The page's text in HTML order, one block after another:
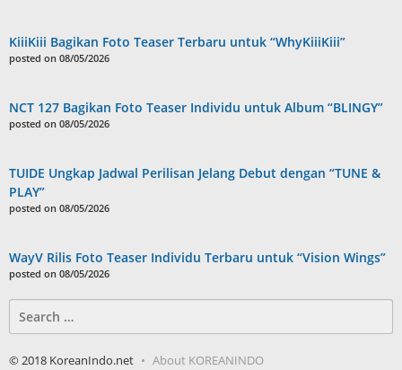
KiiiKiii Bagikan Foto Teaser Terbaru untuk “WhyKiiiKiii”
posted on 08/05/2026
NCT 127 Bagikan Foto Teaser Individu untuk Album “BLINGY”
posted on 08/05/2026
TUIDE Ungkap Jadwal Perilisan Jelang Debut dengan “TUNE &
PLAY”
posted on 08/05/2026
WayV Rilis Foto Teaser Individu Terbaru untuk “Vision Wings”
posted on 08/05/2026
for:
© 2018 KoreanIndo.net About KOREANINDO